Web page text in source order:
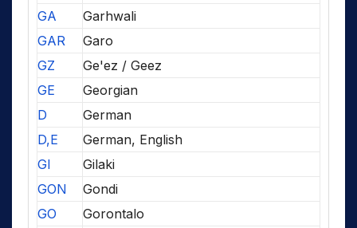
GA
Garhwali
GAR
Garo
GZ
Ge'ez / Geez
GE
Georgian
D
German
D,E
German, English
GI
Gilaki
GON
Gondi
GO
Gorontalo